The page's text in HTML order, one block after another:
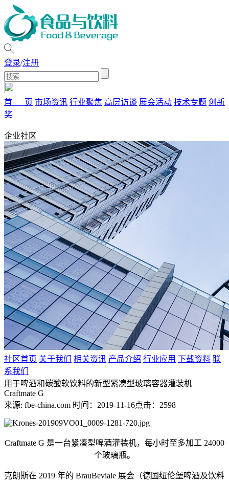
登录/注册
首 页 市场资讯 行业聚焦 高层访谈 展会活动 技术专题 创新
奖
企业社区
社区首页 关于我们 相关资讯 产品介绍 行业应用 下载资料 联
系我们
用于啤酒和碳酸软饮料的新型紧凑型玻璃容器灌装机
Craftmate G
来源: fbe-china.com 时间：2019-11-16点击：2598
Craftmate G 是一台紧凑型啤酒灌装机，每小时至多加工 24000
个玻璃瓶。
克朗斯在 2019 年的 BrauBeviale 展会（德国纽伦堡啤酒及饮料